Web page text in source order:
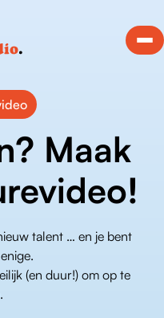
Maak
talent … en je bent
(en duur!) om op te